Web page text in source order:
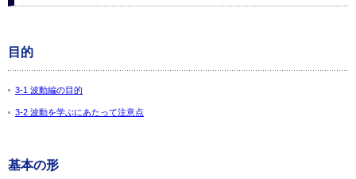
目的
3-1 波動編の目的
3-2 波動を学ぶにあたって注意点
基本の形